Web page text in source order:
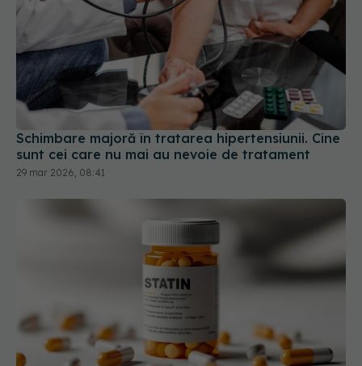
Schimbare majoră în tratarea hipertensiunii. Cine
sunt cei care nu mai au nevoie de tratament
29 mar 2026, 08:41